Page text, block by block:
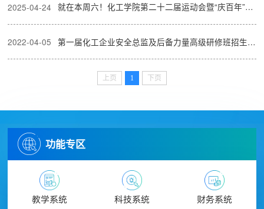
2025-04-24 就在本周六！化工学院第二十二届运动会暨“庆百年”杯综合趣味运动会
2022-04-05 第一届化工企业安全总监及后备力量高级研修班招生简章
上页 1 下页
功能专区
教学系统 科技系统 财务系统